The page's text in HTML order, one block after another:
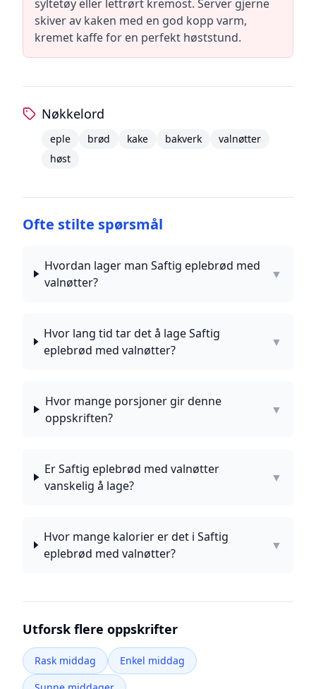
syltetøy eller lettrørt kremost. Server gjerne
skiver av kaken med en god kopp varm,
kremet kaffe for en perfekt høststund.
Nøkkelord
eple brød kake bakverk
valnøtter
høst
Ofte stilte spørsmål
Hvordan lager man Saftig eplebrød med
valnøtter?
▼
Hvor lang tid tar det å lage Saftig
eplebrød med valnøtter?
▼
Hvor mange porsjoner gir denne
oppskriften?
▼
Er Saftig eplebrød med valnøtter
vanskelig å lage?
▼
Hvor mange kalorier er det i Saftig
eplebrød med valnøtter?
▼
Utforsk flere oppskrifter
Rask middag
Enkel middag